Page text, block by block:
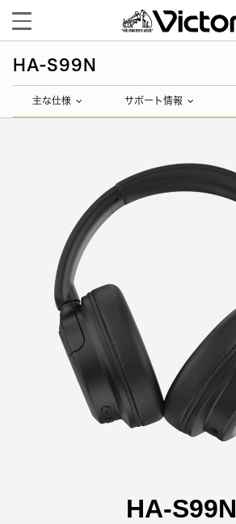
Toggle
navigation
HA-S99N
主な仕様 サポート情報
HA-S99N